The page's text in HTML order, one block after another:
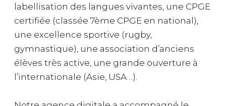
labellisation des langues vivantes, une CPGE
certifiée (classée 7ème CPGE en national),
une excellence sportive (rugby,
gymnastique), une association d’anciens
élèves très active, une grande ouverture à
l’internationale (Asie, USA…).